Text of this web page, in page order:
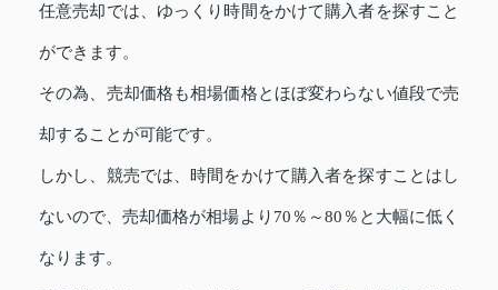
任意売却では、ゆっくり時間をかけて購入者を探すこと
ができます。
その為、売却価格も相場価格とほぼ変わらない値段で売
却することが可能です。
しかし、競売では、時間をかけて購入者を探すことはし
ないので、売却価格が相場より70％～80％と大幅に低く
なります。